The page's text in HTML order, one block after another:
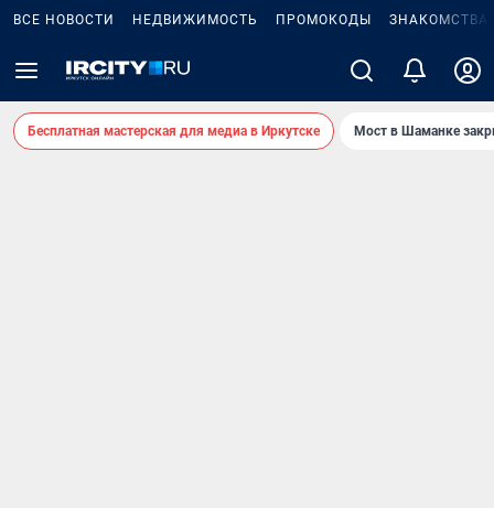
ВСЕ НОВОСТИ НЕДВИЖИМОСТЬ ПРОМОКОДЫ ЗНАКОМСТВА
Бесплатная мастерская для медиа в Иркутске Мост в Шаманке